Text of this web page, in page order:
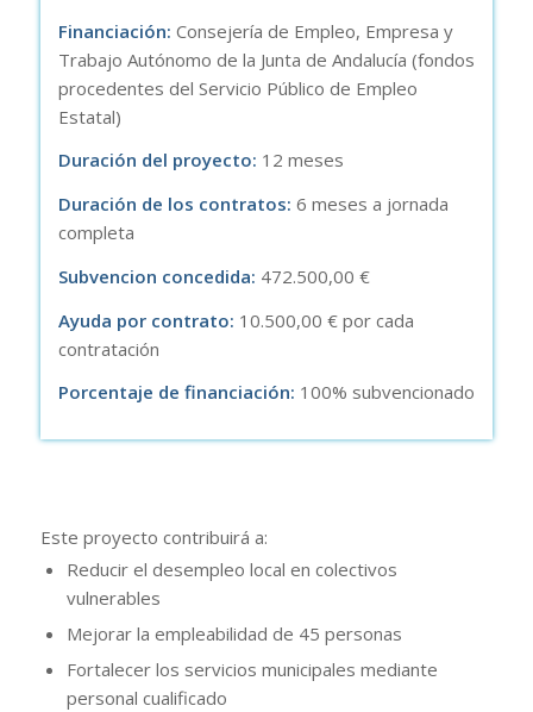
Financiación: Consejería de Empleo, Empresa y
Trabajo Autónomo de la Junta de Andalucía (fondos
procedentes del Servicio Público de Empleo
Estatal)
Duración del proyecto: 12 meses
Duración de los contratos: 6 meses a jornada
completa
Subvencion concedida: 472.500,00 €
Ayuda por contrato: 10.500,00 € por cada
contratación
Porcentaje de financiación: 100% subvencionado
Este proyecto contribuirá a:
Reducir el desempleo local en colectivos
vulnerables
Mejorar la empleabilidad de 45 personas
Fortalecer los servicios municipales mediante
personal cualificado